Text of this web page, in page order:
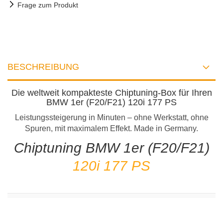
Frage zum Produkt
BESCHREIBUNG
Die weltweit kompakteste Chiptuning-Box für Ihren
BMW 1er (F20/F21) 120i 177 PS
Leistungssteigerung in Minuten – ohne Werkstatt, ohne
Spuren, mit maximalem Effekt. Made in Germany.
Chiptuning BMW 1er (F20/F21)
120i 177 PS